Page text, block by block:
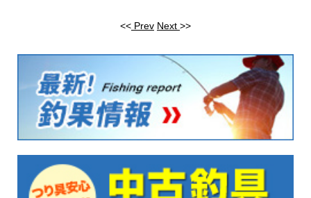
<< Prev Next >>